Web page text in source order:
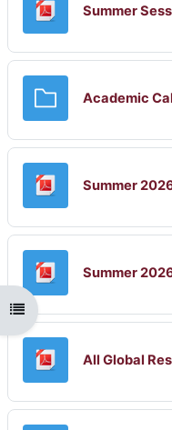
Abrir índice del curso
Summer
Academic
Summer
Summer
All Global